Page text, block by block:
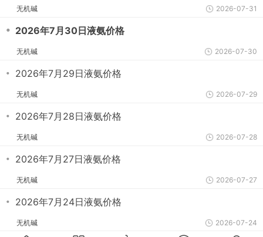
无机碱 2026-07-31
・ 2026年7月30日液氨价格
无机碱 2026-07-30
・ 2026年7月29日液氨价格
无机碱 2026-07-29
・ 2026年7月28日液氨价格
无机碱 2026-07-28
・ 2026年7月27日液氨价格
无机碱 2026-07-27
・ 2026年7月24日液氨价格
无机碱 2026-07-24